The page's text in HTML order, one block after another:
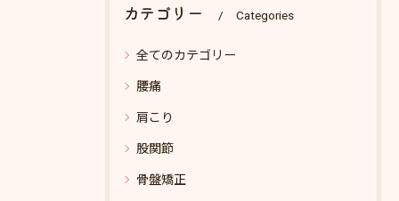
カテゴリー Categories
全てのカテゴリー
腰痛
肩こり
股関節
骨盤矯正